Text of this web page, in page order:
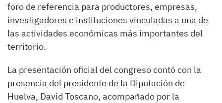
foro de referencia para productores, empresas,
investigadores e instituciones vinculadas a una de
las actividades económicas más importantes del
territorio.
La presentación oficial del congreso contó con la
presencia del presidente de la Diputación de
Huelva, David Toscano, acompañado por la